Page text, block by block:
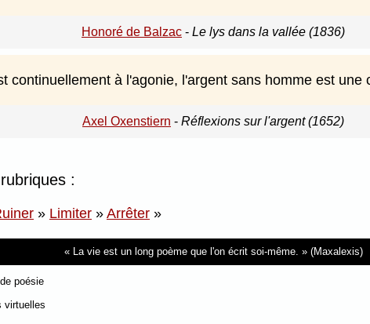
Honoré de Balzac - Le lys dans la vallée (1836)
continuellement à l'agonie, l'argent sans homme est une
Axel Oxenstiern - Réflexions sur l'argent (1652)
:
» Limiter » Arrêter »
La vie est un long poème que l'on écrit soi-même. (Maxalexis)
poésie
virtuelles